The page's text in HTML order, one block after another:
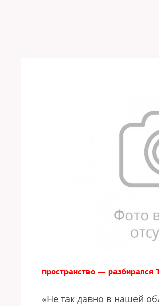
пространство — разбирался
«Не так давно в нашей